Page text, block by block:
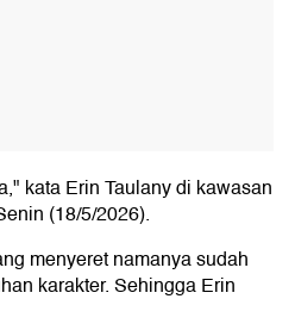
kata Erin Taulany di kawasan
(18/5/2026).
menyeret namanya sudah
karakter. Sehingga Erin